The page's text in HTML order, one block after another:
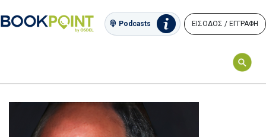
Podcasts ΕΙΣΟΔΟΣ / ΕΓΓΡΑΦΗ